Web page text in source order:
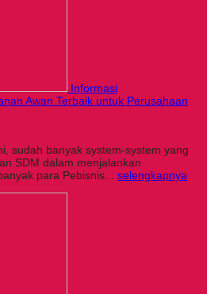
Informasi
Awan Terbaik untuk Perusahaan
sudah banyak system-system yang
SDM dalam menjalankan
para Pebisnis... selengkapnya